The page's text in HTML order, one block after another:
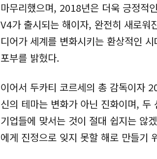
마무리했으며, 2018년은 더욱 긍정적
V4가 출시되는 해이자, 완전히 새로
디어가 세계를 변화시키는 환상적인
포부를 밝혔다.
이어서 두카티 코르세의 총 감독이자
신의 테마는 변화가 아닌 진화이며,
기업들에 맞서는 것이 절대 쉽지는 않
에게 진정으로 잊지 못할 해로 만들기